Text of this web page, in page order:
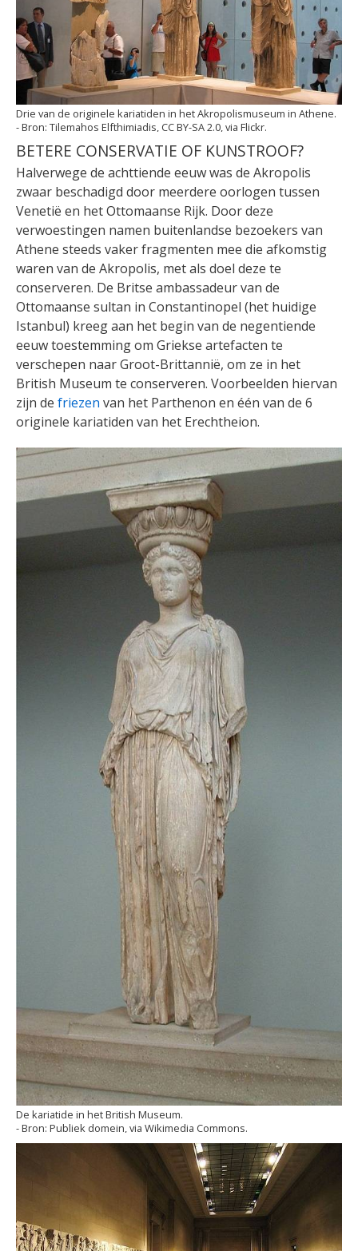
Drie van de originele kariatiden in het Akropolismuseum in Athene.
Tilemahos Elfthimiadis, CC BY-SA 2.0, via Flickr.
BETERE CONSERVATIE OF KUNSTROOF?
Halverwege de achttiende eeuw was de Akropolis
zwaar beschadigd door meerdere oorlogen tussen
Venetië en het Ottomaanse Rijk. Door deze
verwoestingen namen buitenlandse bezoekers van
Athene steeds vaker fragmenten mee die afkomstig
waren van de Akropolis, met als doel deze te
conserveren. De Britse ambassadeur van de
Ottomaanse sultan in Constantinopel (het huidige
Istanbul) kreeg aan het begin van de negentiende
eeuw toestemming om Griekse artefacten te
verschepen naar Groot-Brittannië, om ze in het
British Museum te conserveren. Voorbeelden hiervan
zijn de friezen van het Parthenon en één van de 6
originele kariatiden van het Erechtheion.
De kariatide in het British Museum.
Publiek domein, via Wikimedia Commons.